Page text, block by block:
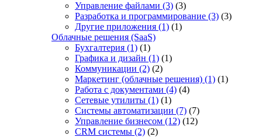
Управление файлами (3) (3)
Разработка и программирование (3) (3)
Другие приложения (1) (1)
Облачные решения (SaaS)
Бухгалтерия (1) (1)
Графика и дизайн (1) (1)
Коммуникации (2) (2)
Маркетинг (облачные решения) (1) (1)
Работа с документами (4) (4)
Сетевые утилиты (1) (1)
Системы автоматизации (7) (7)
Управление бизнесом (12) (12)
CRM системы (2) (2)